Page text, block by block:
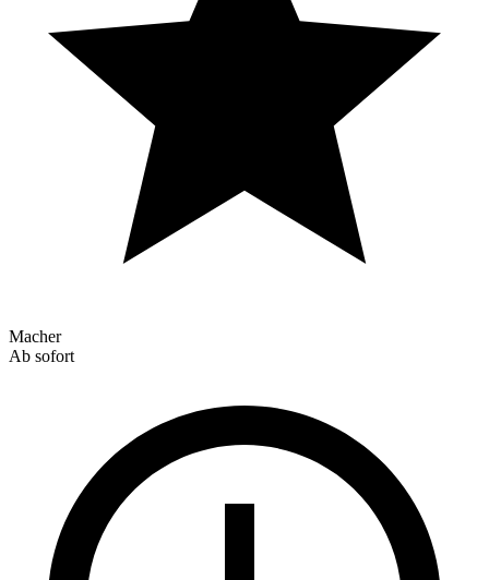
Macher
Ab sofort